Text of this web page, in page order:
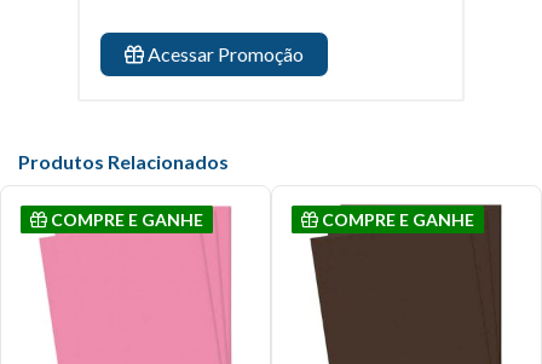
Acessar Promoção
Produtos Relacionados
COMPRE E GANHE COMPRE E GANHE